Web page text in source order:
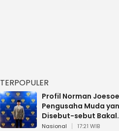
TERPOPULER
Profil Norman
Pengusaha Muda
Disebut-sebut Bakal
Dilantik Jadi
Nasional 17:21 WIB